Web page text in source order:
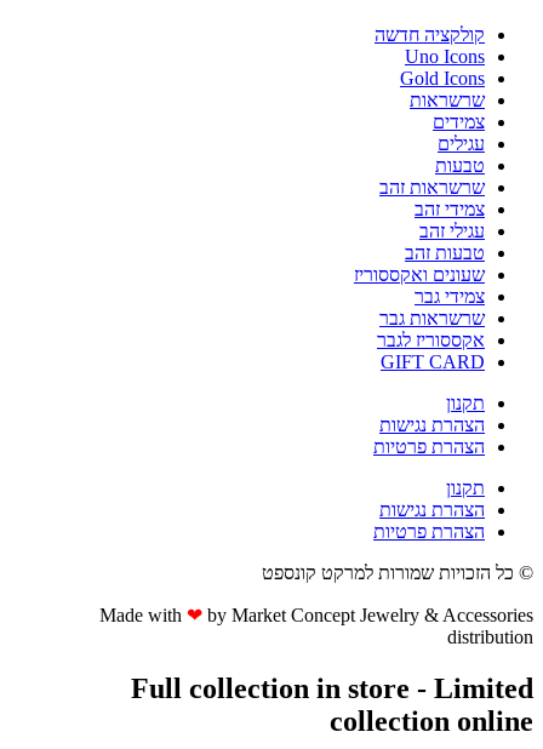
קולקציה חדשה
Uno Icons
Gold Icons
שרשראות
צמידים
עגילים
טבעות
שרשראות זהב
צמידי זהב
עגילי זהב
טבעות זהב
שעונים ואקססוריז
צמידי גבר
שרשראות גבר
אקססוריז לגבר
GIFT CARD
תקנון
הצהרת נגישות
הצהרת פרטיות
תקנון
הצהרת נגישות
הצהרת פרטיות
© כל הזכויות שמורות למרקט קונספט
Made with ❤ by Market Concept Jewelry & Accessories
distribution
Full collection in store - Limited
collection online